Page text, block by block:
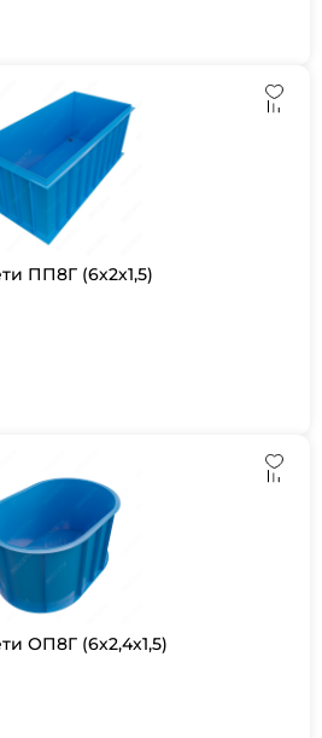
ПП8Г (6х2х1,5)
ОП8Г (6х2,4х1,5)